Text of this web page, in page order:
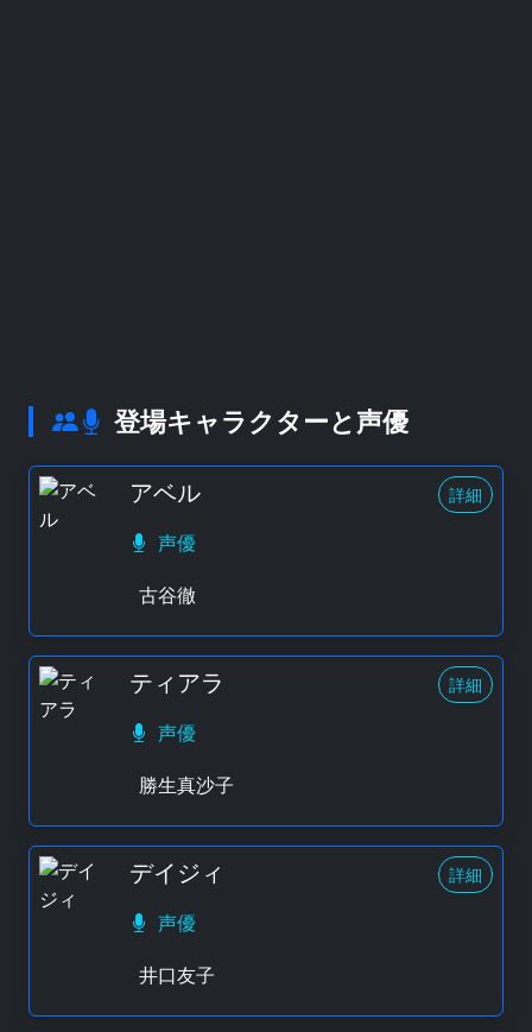
登場キャラクターと声優
アベル 詳細
声優
古谷徹
ティアラ 詳細
声優
勝生真沙子
デイジィ 詳細
声優
井口友子